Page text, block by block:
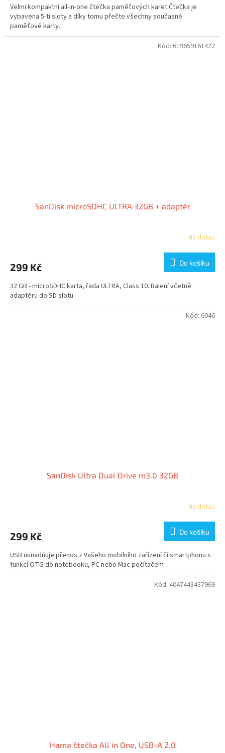
Velmi kompaktní all-in-one čtečka paměťových karet.Čtečka je
vybavena 5-ti sloty a díky tomu přečte všechny současné
paměťové karty.
SanDisk microSDHC ULTRA 32GB + adaptér
Na dotaz
299 Kč Do košíku
32 GB - microSDHC karta, řada ULTRA, Class 10. Balení včetně
adaptéru do SD slotu.
Kód: 619659161422
SanDisk Ultra Dual Drive m3.0 32GB
Na dotaz
299 Kč Do košíku
USB usnadňuje přenos z Vašeho mobilního zařízení či smartphonu s
funkcí OTG do notebooku, PC nebo Mac počítačem
Kód: 6046
Hama čtečka All in One, USB-A 2.0
Kód: 4047443437969